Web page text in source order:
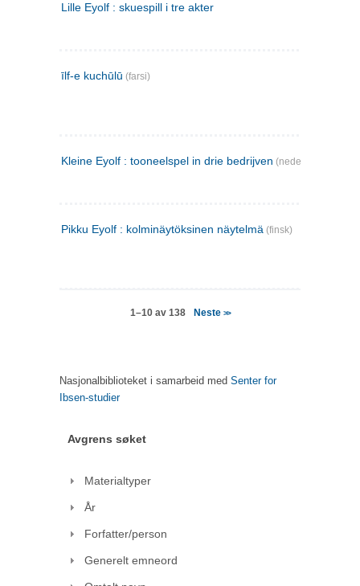
Lille Eyolf : skuespill i tre akter
īlf-e kuchūlū (farsi)
Kleine Eyolf : tooneelspel in drie bedrijven (nederlandsk)
Pikku Eyolf : kolminäytöksinen näytelmä (finsk)
1–10 av 138 Neste >>
Nasjonalbiblioteket i samarbeid med Senter for
Ibsen-studier
Avgrens søket
Materialtyper
År
Forfatter/person
Generelt emneord